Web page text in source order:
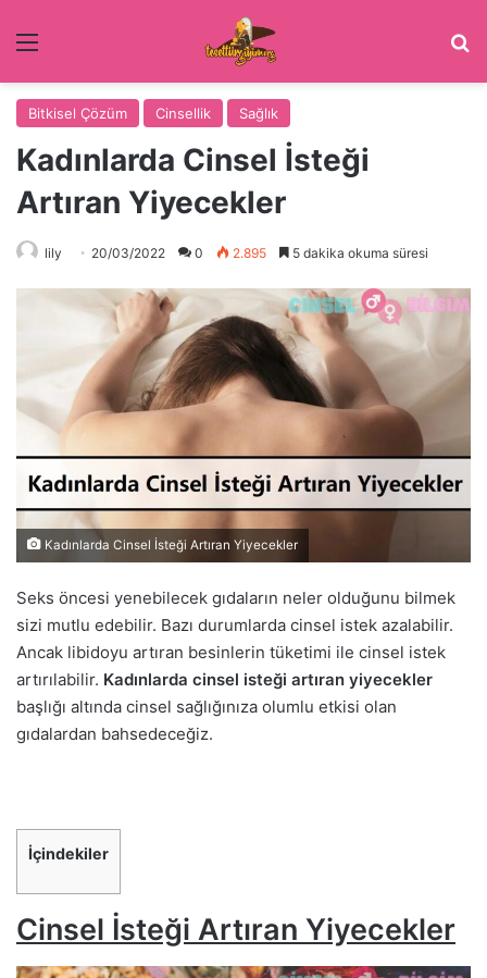
Menü
Bitkisel Çözüm Cinsellik Sağlık
Kadınlarda Cinsel İsteği
Artıran Yiyecekler
lily 20/03/2022 0 2.895 5 dakika okuma süresi
Kadınlarda Cinsel İsteği Artıran Yiyecekler
Seks öncesi yenebilecek gıdaların neler olduğunu bilmek
sizi mutlu edebilir. Bazı durumlarda cinsel istek azalabilir.
Ancak libidoyu artıran besinlerin tüketimi ile cinsel istek
artırılabilir. Kadınlarda cinsel isteği artıran yiyecekler
başlığı altında cinsel sağlığınıza olumlu etkisi olan
gıdalardan bahsedeceğiz.
İçindekiler
Cinsel İsteği Artıran Yiyecekler